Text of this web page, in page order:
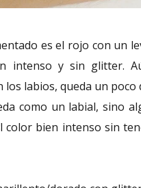
es el rojo con un
intenso y sin glitter.
labios, queda un poco
como un labial, sino
color bien intenso sin